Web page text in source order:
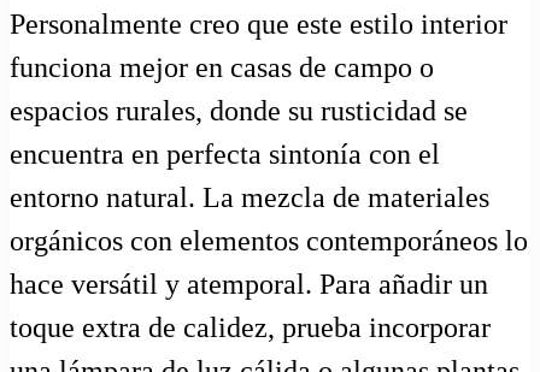
Personalmente creo que este estilo interior
funciona mejor en casas de campo o
espacios rurales, donde su rusticidad se
encuentra en perfecta sintonía con el
entorno natural. La mezcla de materiales
orgánicos con elementos contemporáneos lo
hace versátil y atemporal. Para añadir un
toque extra de calidez, prueba incorporar